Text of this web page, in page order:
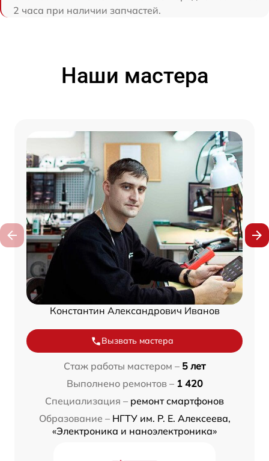
2 часа при наличии запчастей.
Наши мастера
Константин Александрович Иванов
Вызвать мастера
Стаж работы мастером – 5 лет
Выполнено ремонтов – 1 420
Специализация – ремонт смартфонов
Образование – НГТУ им. Р. Е. Алексеева,
«Электроника и наноэлектроника»